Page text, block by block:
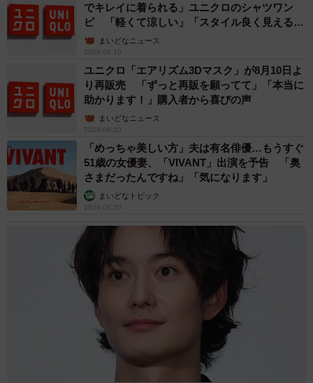
でキレイに着られる」ユニクロのシャツワン
ピ 「軽くて涼しい」「スタイル良く見える」
の声まいどなニュース
2026.08.10
ユニクロ「エアリズム3Dマスク」が8月10日よ
り再販売 「ずっと再販を願ってて」「本当に
助かります！」購入者から喜びの声
まいどなニュース
2026.08.10
「めっちゃ美しい方」夫は有名俳優…もうすぐ
51歳の女優妻、「VIVANT」出演を予告 「奥
さまだったんですね」「気になります」
まいどなトピック
2026.08.10